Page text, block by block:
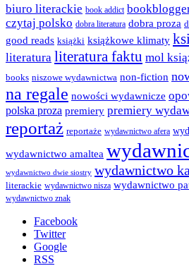
biuro literackie book addict
czytaj polsko dobra literatura dobra proza
good reads książki książkowe klimaty
literatura literatura faktu mol
books niszowe wydawnictwa non-fiction
na regale nowości wydawnicze
polska proza premiery premiery
reportaż reportaże wydawnictwo afera
wydawnictwo amaltea
wydawnictwo dwie siostry wydawnictwo
literackie wydawnictwo nisza wydawnictwo
wydawnictwo znak
Facebook
Twitter
Google
RSS